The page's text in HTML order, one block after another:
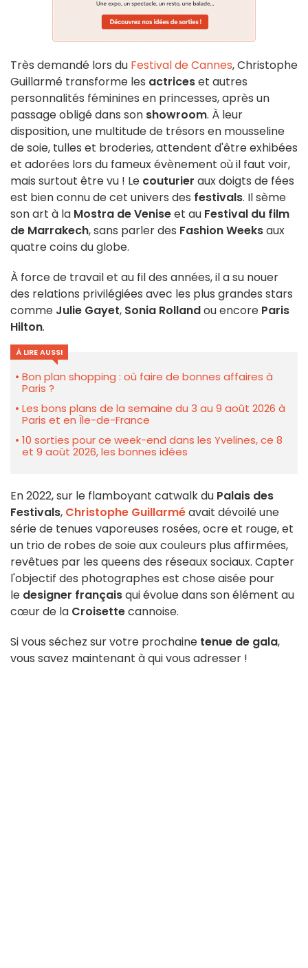
Très demandé lors du Festival de Cannes, Christophe
Guillarmé transforme les actriceset autres
personnalités féminines en princesses, après un
passage obligé dans son showroom. À leur
disposition, une multitude de trésors en mousseline
de soie, tulles et broderies, attendent d'être exhibées
et adorées lors du fameux évènement où il faut voir,
mais surtout être vu ! Le couturier aux doigts de fées
est bien connu de cet univers des festivals. Il sème
son art à la Mostra de Veniseet au Festival du film
de Marrakech, sans parler des Fashion Weeksaux
quatre coins du globe.
À force de travail et au fil des années, il a su nouer
des relations privilégiées avec les plus grandes stars
comme Julie Gayet, Sonia Rollandou encore Paris
Hilton.
À LIRE AUSSI
Bon plan shopping : où faire de bonnes affaires à
Paris ?
Les bons plans de la semaine du 3 au 9 août 2026 à
Paris et en Île-de-France
10 sorties pour ce week-end dans les Yvelines, ce 8
et 9 août 2026, les bonnes idées
En 2022, sur le flamboyant catwalk du Palais des
Festivals, Christophe Guillarméavait dévoilé une
série de tenues vaporeuses rosées, ocre et rouge, et
un trio de robes de soie aux couleurs plus affirmées,
revêtues par les queens des réseaux sociaux. Capter
l'objectif des photographes est chose aisée pour
le designer françaisqui évolue dans son élément au
cœur de la Croisettecannoise.
Si vous séchez sur votre prochaine tenue de gala,
vous savez maintenant à qui vous adresser !